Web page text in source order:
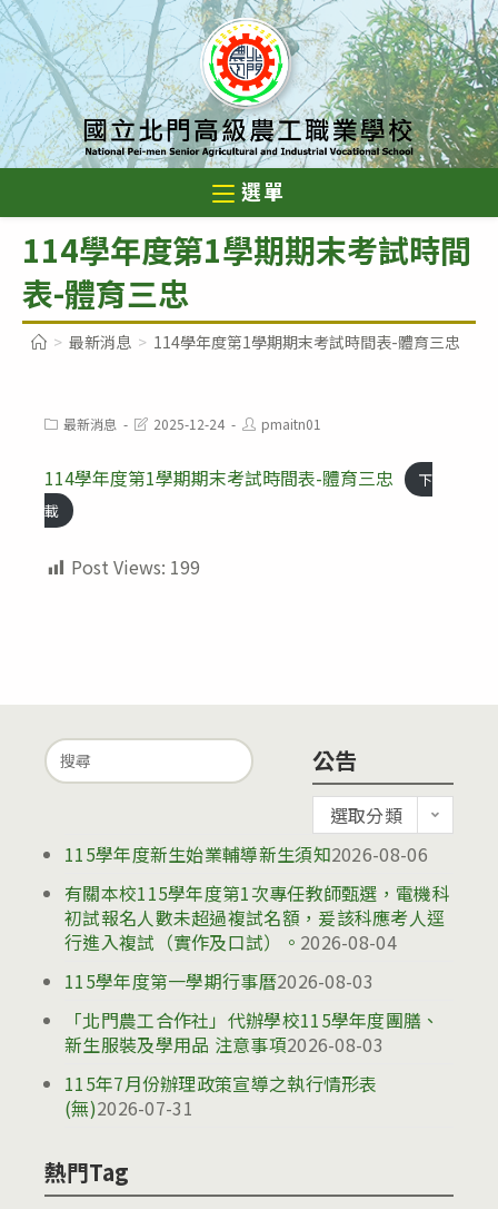
跳
轉
主
要
內
選單
114學年度第1學期期末考試時間
表-體育三忠
> 最新消息 > 114學年度第1學期期末考試時間表-體育三忠
Post最新消息
Post2025-12-24
Post
author:
pmaitn01
114學年度第1學期期末考試時間表-體育三忠
下
載
Post Views: 199
Search
for:
公告
告
選取分類
115學年度新生始業輔導新生須知2026-08-06
有關本校115學年度第1次專任教師甄選，電機科
初試報名人數未超過複試名額，爰該科應考人逕
行進入複試（實作及口試）。 2026-08-04
115學年度第一學期行事曆2026-08-03
「北門農工合作社」代辦學校115學年度團膳、
新生服裝及學用品 注意事項2026-08-03
115年7月份辦理政策宣導之執行情形表
(無)2026-07-31
熱門Tag